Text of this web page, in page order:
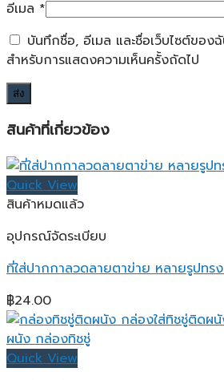
อีเมล *
บันทึกชื่อ, อีเมล และชื่อเว็บไซต์ของฉั
สำหรับการแสดงความเห็นครั้งถัดไป
สินค้าที่เกี่ยวข้อง
Quick View
สินค้าหมดแล้ว
อุปกรณ์จัดระเบียบ
ที่ใส่ปากกาลวดลายตาข่าย หลายรูปทร
฿24.00
Quick View